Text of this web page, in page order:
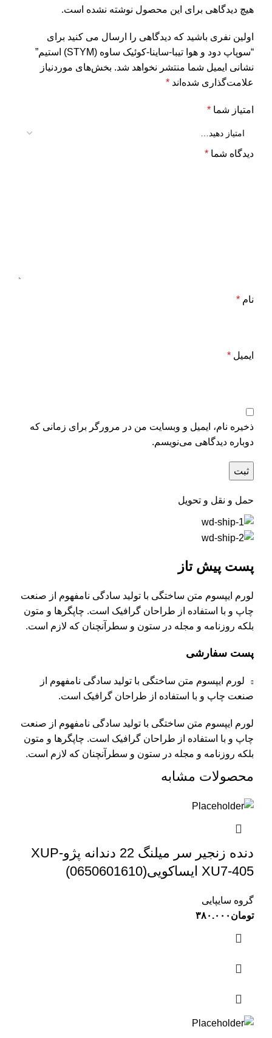
هیچ دیدگاهی برای این محصول نوشته نشده است.
اولین نفری باشید که دیدگاهی را ارسال می کنید برای
“سوپاپ دود و هوا تیبا-ساینا-کوئیک ساوه (STYM) استیم”
نشانی ایمیل شما منتشر نخواهد شد. بخش‌های موردنیاز
علامت‌گذاری شده‌اند *
امتیاز شما *
دیدگاه شما *
نام *
ایمیل *
ذخیره نام، ایمیل و وبسایت من در مرورگر برای زمانی که
دوباره دیدگاهی می‌نویسم.
حمل و نقل و تحویل
پست پیش تاز
لورم ایپسوم متن ساختگی با تولید سادگی نامفهوم از صنعت
چاپ و با استفاده از طراحان گرافیک است. چاپگرها و متون
بلکه روزنامه و مجله در ستون و سطرآنچنان که لازم است.
پست سفارشی
لورم ایپسوم متن ساختگی با تولید سادگی نامفهوم از
صنعت چاپ و با استفاده از طراحان گرافیک است.
لورم ایپسوم متن ساختگی با تولید سادگی نامفهوم از صنعت
چاپ و با استفاده از طراحان گرافیک است. چاپگرها و متون
بلکه روزنامه و مجله در ستون و سطرآنچنان که لازم است.
محصولات مشابه
دنده زنجیر سر میلنگ 22 دندانه پژوXUP-
XU7-405 ایساکویی(0650601610)
گروه سایپایی
تومان ۳۸۰.۰۰۰